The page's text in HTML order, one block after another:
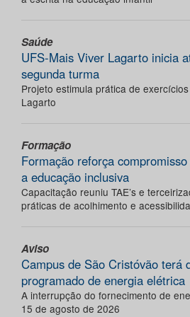
Saúde
UFS-Mais Viver Lagarto inicia
segunda turma
Projeto estimula prática de
Lagarto
Formação
Formação reforça
a educação inclusiva
Capacitação reuniu TAE’s e
práticas de acolhimento e
Aviso
Campus de São Cristóvão terá
programado de energia elétrica
A interrupção do fornecimento de
15 de agosto de 2026